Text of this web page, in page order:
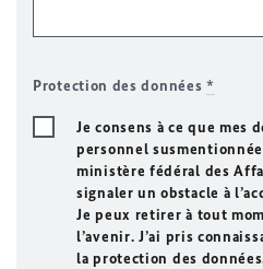
Protection des données*
Je consens à ce que mes
personnel
ministère fédéral des
signaler un obstacle à
Je peux retirer à tout
l’avenir. J’ai pris
la protection des